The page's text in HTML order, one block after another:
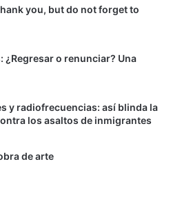
you, but do not forget to
¿Regresar o renunciar? Una
y radiofrecuencias: así blinda la
los asaltos de inmigrantes
de arte